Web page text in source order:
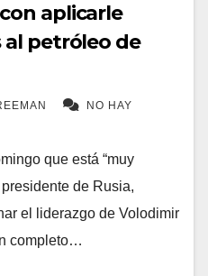
aplicarle
al petróleo de
NO HAY
que está “muy
presidente de Rusia,
el liderazgo de Volodimir
completo…